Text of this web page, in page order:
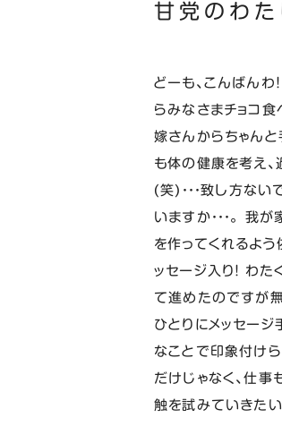
甘党のわた
どーも、こんばんわ
らみなさまチョコ
嫁さんからちゃん
も体の健康を考え
(笑)・・・致し方な
いますか・・・。
を作ってくれるよ
ッセージ入り！ わ
て進めたのですが無
ひとりにメッセー
なことで印象付け
だけじゃなく、仕
触を試みていきたい